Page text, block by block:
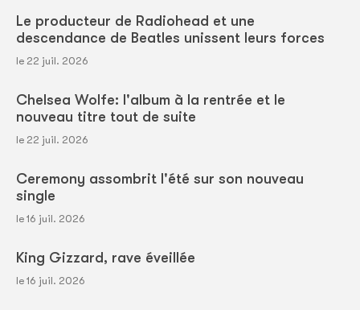
Le producteur de Radiohead et une
descendance de Beatles unissent leurs forces
le 22 juil. 2026
Chelsea Wolfe: l'album à la rentrée et le
nouveau titre tout de suite
le 22 juil. 2026
Ceremony assombrit l'été sur son nouveau
single
le 16 juil. 2026
King Gizzard, rave éveillée
le 16 juil. 2026